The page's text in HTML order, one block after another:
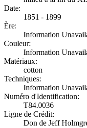
Date:
1851 - 1899
Ère:
Information
Couleur:
Information
Matériaux:
cotton
Techniques:
Information
Numéro d'Identification:
T84.0036
Ligne de Crédit:
Don de Jeff